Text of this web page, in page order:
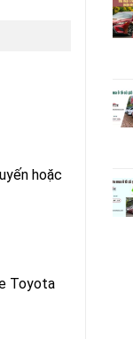
hoặc
Toyota